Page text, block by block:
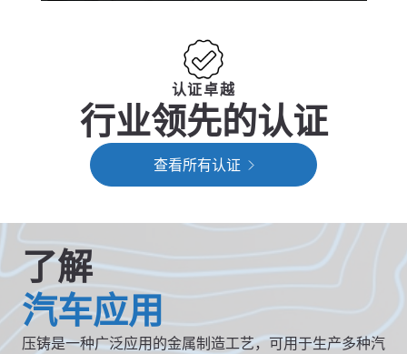
认证卓越
行业领先的认证
查看所有认证
了解
汽车应用
压铸是一种广泛应用的金属制造工艺，可用于生产多种汽